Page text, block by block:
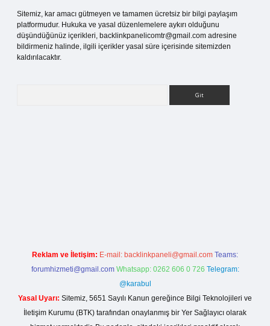
Sitemiz, kar amacı gütmeyen ve tamamen ücretsiz bir bilgi paylaşım
platformudur. Hukuka ve yasal düzenlemelere aykırı olduğunu
düşündüğünüz içerikleri, backlinkpanelicomtr@gmail.com adresine
bildirmeniz halinde, ilgili içerikler yasal süre içerisinde sitemizden
kaldırılacaktır.
Reklam ve İletişim: E-mail: backlinkpaneli@gmail.com Teams:
forumhizmeti@gmail.com Whatsapp: 0262 606 0 726 Telegram:
@karabul
Yasal Uyarı: Sitemiz, 5651 Sayılı Kanun gereğince Bilgi Teknolojileri ve
İletişim Kurumu (BTK) tarafından onaylanmış bir Yer Sağlayıcı olarak